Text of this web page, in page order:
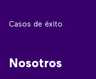
Casos de éxito
Nosotros